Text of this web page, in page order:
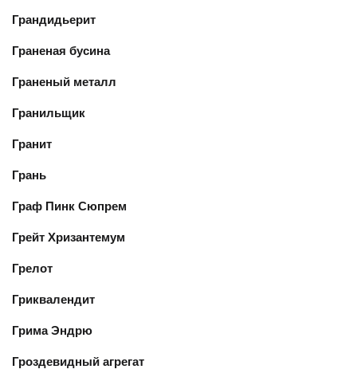
Грандидьерит
Граненая бусина
Граненый металл
Гранильщик
Гранит
Грань
Граф Пинк Сюпрем
Грейт Хризантемум
Грелот
Гриквалендит
Грима Эндрю
Гроздевидный агрегат